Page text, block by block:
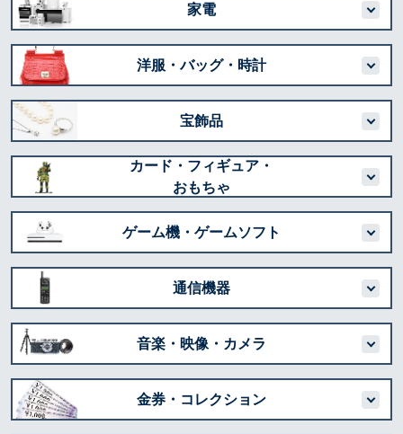
家電
洋服・バッグ・時計
宝飾品
カード・フィギュア・
おもちゃ
ゲーム機・ゲームソフト
通信機器
音楽・映像・カメラ
金券・コレクション